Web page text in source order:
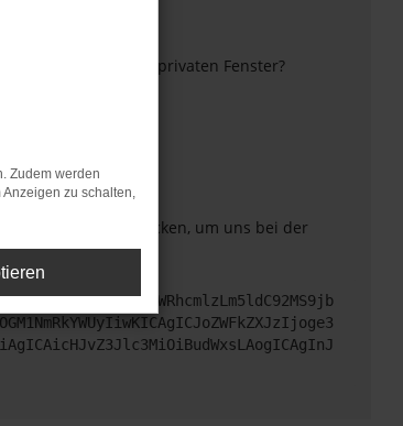
oder in einem privaten Fenster?
werden.
diesen Text schicken, um uns bei der
Zudem werden
zu schalten,